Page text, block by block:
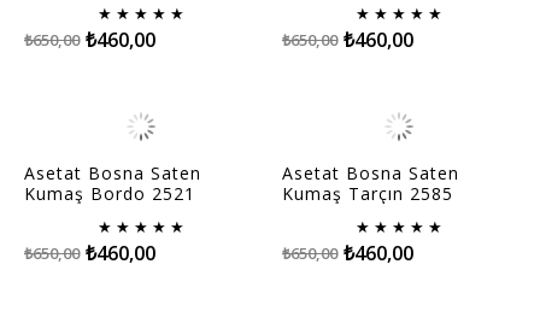
★ ★ ★ ★ ★
₺460,00
₺650,00
★ ★ ★ ★ ★
₺460,00
₺650,00
Asetat Bosna Saten
Kumaş Bordo 2521
★ ★ ★ ★ ★
₺460,00
₺650,00
Asetat Bosna Saten
Kumaş Tarçın 2585
★ ★ ★ ★ ★
₺460,00
₺650,00